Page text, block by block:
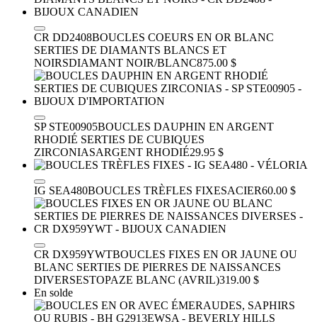
CR DD2408BOUCLES COEURS EN OR BLANC
SERTIES DE DIAMANTS BLANCS ET
NOIRSDIAMANT NOIR/BLANC875.00 $
SP STE00905BOUCLES DAUPHIN EN ARGENT
RHODIÉ SERTIES DE CUBIQUES
ZIRCONIASARGENT RHODIÉ29.95 $
IG SEA480BOUCLES TRÈFLES FIXESACIER60.00 $
CR DX959YWTBOUCLES FIXES EN OR JAUNE OU
BLANC SERTIES DE PIERRES DE NAISSANCES
DIVERSESTOPAZE BLANC (AVRIL)319.00 $
En solde